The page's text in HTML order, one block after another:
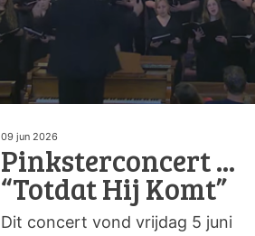
09 jun 2026
Pinksterconcert ...
“Totdat Hij Komt”
Dit concert vond vrijdag 5 juni